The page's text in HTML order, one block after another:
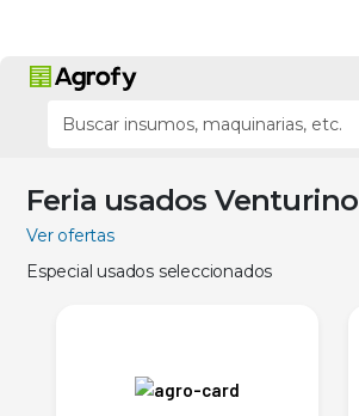
Feria usados Venturino
Ver ofertas
Especial usados seleccionados